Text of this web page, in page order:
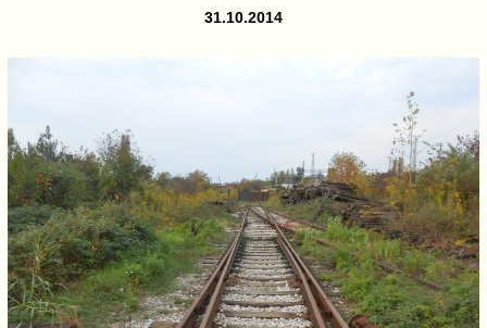
31.10.2014